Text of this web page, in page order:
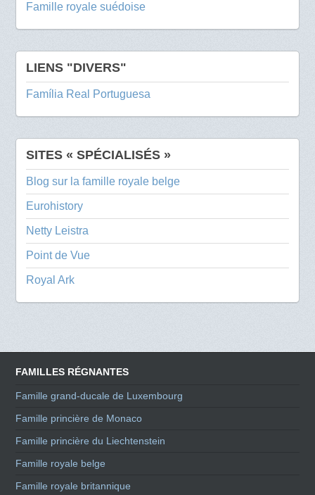
Famille royale suédoise
LIENS "DIVERS"
Família Real Portuguesa
SITES « SPÉCIALISÉS »
Blog sur la famille royale belge
Eurohistory
Netty Leistra
Point de Vue
Royal Ark
FAMILLES RÉGNANTES
Famille grand-ducale de Luxembourg
Famille princière de Monaco
Famille princière du Liechtenstein
Famille royale belge
Famille royale britannique